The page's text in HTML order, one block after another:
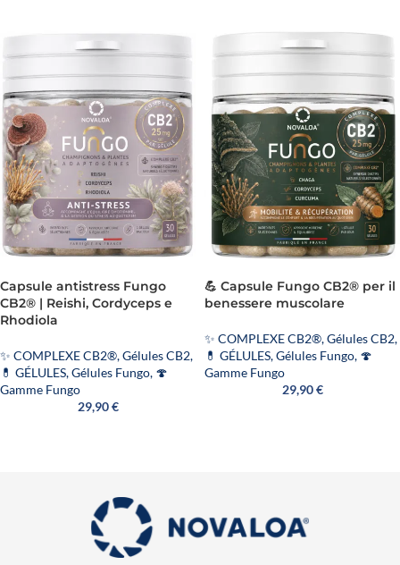
Capsule antistress Fungo
CB2® | Reishi, Cordyceps e
Rhodiola
✨ COMPLEXE CB2®,Gélules CB2,
💊 GÉLULES,Gélules Fungo, 🍄
Gamme Fungo
29,90€
💪 Capsule Fungo CB2® per il
benessere muscolare
✨ COMPLEXE CB2®,Gélules CB2,
💊 GÉLULES,Gélules Fungo, 🍄
Gamme Fungo
29,90€